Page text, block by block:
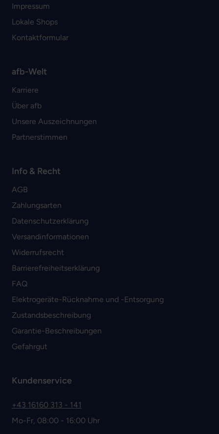
Impressum
Lokale Shops
Kontaktformular
afb-Welt
Karriere
Über afb
Unsere Auszeichnungen
Partnerstimmen
Info & Recht
AGB
Zahlungsarten
Datenschutzerklärung
Versandinformationen
Widerrufsrecht
Barrierefreiheitserklärung
FAQ
Elektrogeräte-Rücknahme und -Entsorgung
Zustandsbeschreibung
Garantie-Beschreibungen
Gefahrgut
Kundenservice
+43 16160 313 - 141
Mo-Fr, 08:00 - 16:00 Uhr